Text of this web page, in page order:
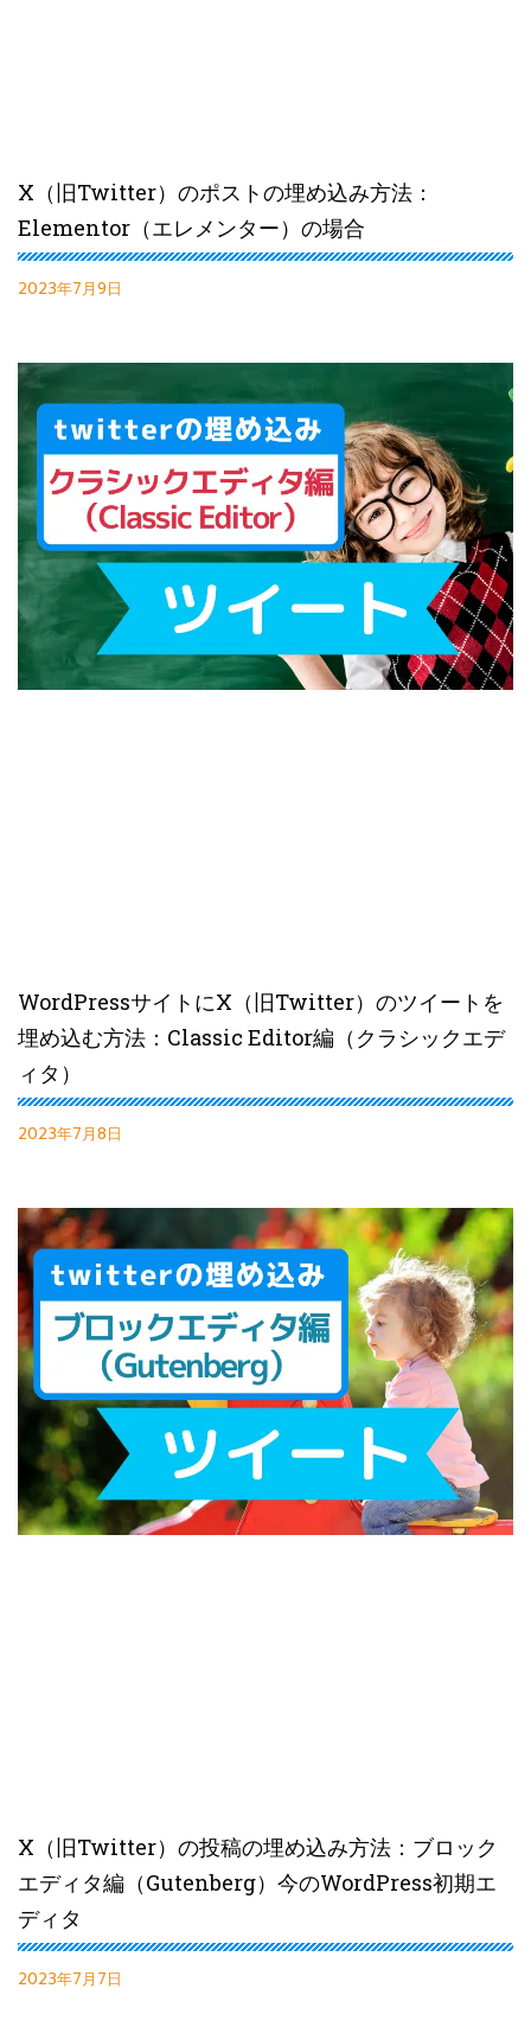
X（旧Twitter）のポストの埋め込み方法：
Elementor（エレメンター）の場合
2023年7月9日
WordPressサイトにX（旧Twitter）のツイートを
埋め込む方法：Classic Editor編（クラシックエデ
ィタ）
2023年7月8日
X（旧Twitter）の投稿の埋め込み方法：ブロック
エディタ編（Gutenberg）今のWordPress初期エ
ディタ
2023年7月7日